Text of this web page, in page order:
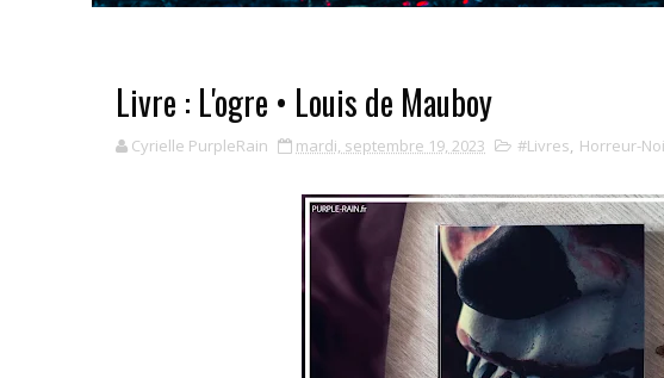
Livre : L'ogre • Louis de Mauboy
Cyrielle PurpleRain mardi, septembre 19, 2023 #Livres, Horreur-